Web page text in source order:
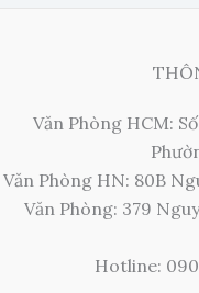
Văn Phòng HCM:
Văn Phòng HN: 80B
Văn Phòng: 379
Hotline: